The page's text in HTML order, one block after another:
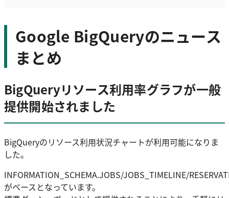
Google BigQueryのニュース
まとめ
BigQueryリソース利用率グラフが一般
提供開始されました
BigQueryのリソース利用状況チャートが利用可能になりま
した。
INFORMATION_SCHEMA.JOBS/JOBS_TIMELINE/
がベースとなっています。